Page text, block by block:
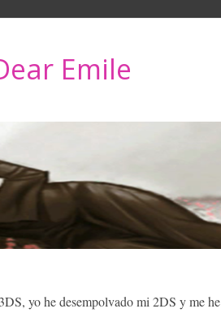
Emile
yo he desempolvado mi 2DS y me he